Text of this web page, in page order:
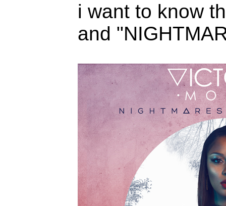
i want to know
and